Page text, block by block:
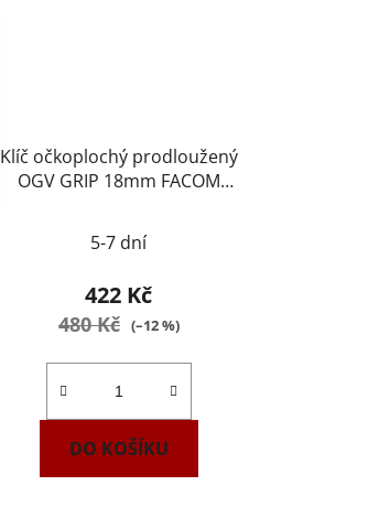
Klíč očkoplochý prodloužený
OGV GRIP 18mm FACOM
5-7 dní
422 Kč
480 Kč (–12 %)
DO KOŠÍKU